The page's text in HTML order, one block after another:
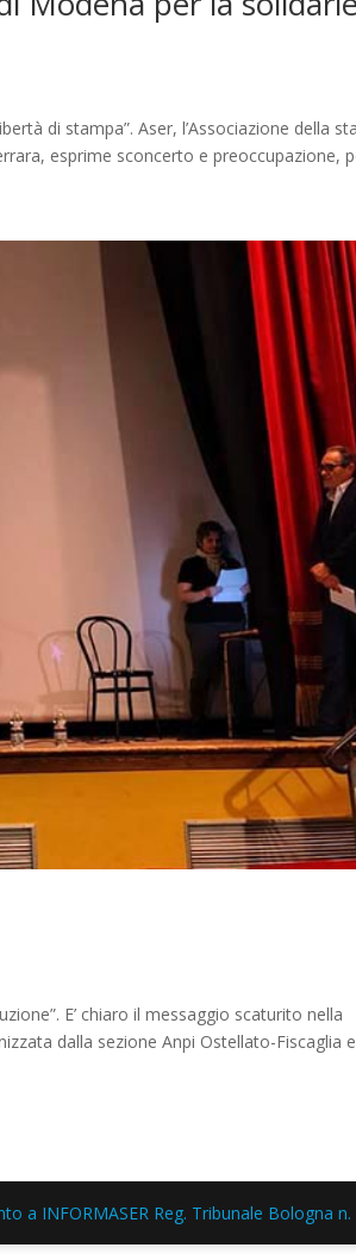
di stampa”. Aser, l’Associazione della
esprime sconcerto e preoccupazione,
E’ chiaro il messaggio scaturito nella
dalla sezione Anpi Ostellato-Fiscaglia
a INFORMASER Reg. Tribunale Bologna